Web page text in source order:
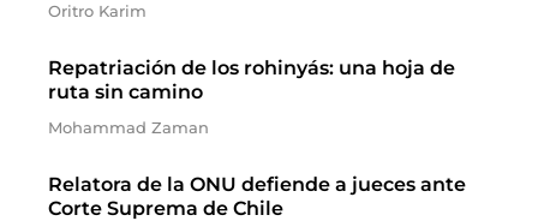
Oritro Karim
Repatriación de los rohinyás: una hoja de
ruta sin camino
Mohammad Zaman
Relatora de la ONU defiende a jueces ante
Corte Suprema de Chile